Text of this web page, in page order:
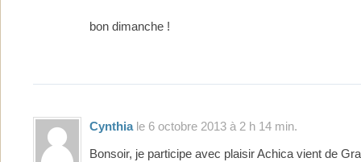
bon dimanche !
Cynthiale 6 octobre 2013 à 2 h 14 min.
Bonsoir, je participe avec plaisir Achica vient de